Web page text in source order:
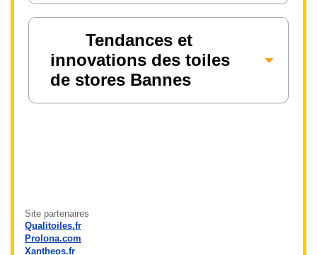
Tendances et
innovations des toiles
de stores Bannes
Site partenaires
Qualitoiles.fr
Prolona.com
Xantheos.fr